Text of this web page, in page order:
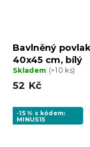
Bavlněný
40x45 cm, bílý
Skladem (>10 ks)
52 Kč
-15 % s kódem:
MINUS15